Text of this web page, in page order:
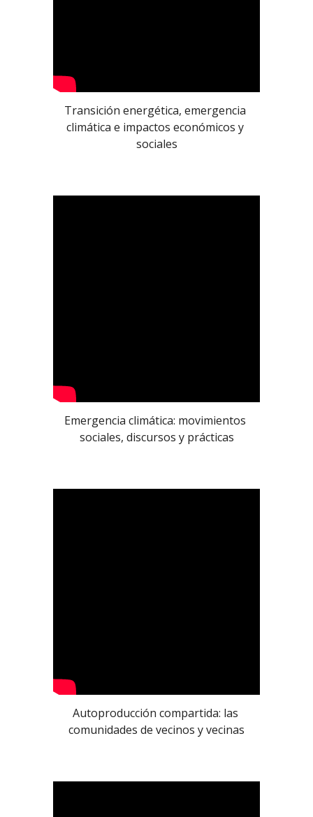
Transición energética, emergencia
climática e impactos económicos y
sociales
Emergencia climática: movimientos
sociales, discursos y prácticas
Autoproducción compartida: las
comunidades de vecinos y vecinas